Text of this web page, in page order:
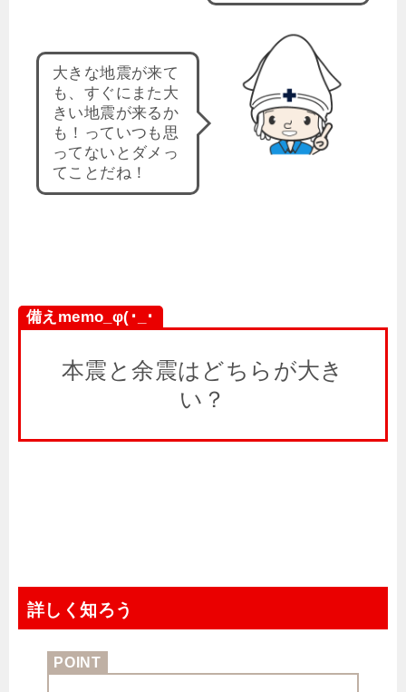
大きな地震が来て
も、すぐにまた大
きい地震が来るか
も！っていつも思
ってないとダメっ
てことだね！
備えmemo_φ(･_･
本震と余震はどちらが大き
い？
詳しく知ろう